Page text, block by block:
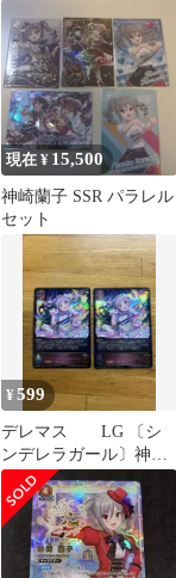
ル総選挙2026
現在 ¥ 15,500
神崎蘭子 SSR パラレル
セット
¥599
デレマス LG 〔シ
ンデレラガール〕神崎
蘭子 2枚セット